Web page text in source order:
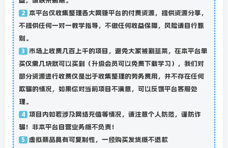
2 本平台仅收集整理各大网赚平台的付费资源，提供资源分享，
不提供任何一对一教学指导，不做任何收益保障，风险请自行甄
别。
3 市场上收费几百上千的项目，避免大家被割韭菜，在本平台单
买仅需几块就可以买到（升级会员可以免费下载学习），我们对
部分资源进行收费仅是出于收集整理的劳务费用，并不存在任何
欺骗的情况，如果你对当前项目不满意，可以反馈平台客服处
理。
4 项目内如若涉及网络充值等情况，请注意个人防范，谨防诈
骗！非本平台自营业务概不负责！
5 虚拟商品具有可复制性，一经购买发货概不退款